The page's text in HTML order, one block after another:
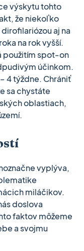
výskytu tohto
že niekoľko
aj na
na rok vyšší.
použitím spot-on
účinkom.
4 týždne. Chrániť
sa chystáte
oblastiach,
vyplýva,
miláčikov.
doslova
faktov môžeme
a svojmu